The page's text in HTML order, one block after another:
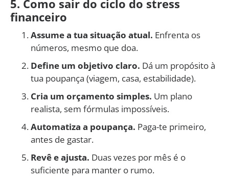
5. Como sair do ciclo do stress
financeiro
Assume a tua situação atual. Enfrenta os
números, mesmo que doa.
Define um objetivo claro. Dá um propósito à
tua poupança (viagem, casa, estabilidade).
Cria um orçamento simples. Um plano
realista, sem fórmulas impossíveis.
Automatiza a poupança. Paga-te primeiro,
antes de gastar.
Revê e ajusta. Duas vezes por mês é o
suficiente para manter o rumo.